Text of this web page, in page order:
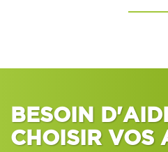
BESOIN
CHOISIR VOS